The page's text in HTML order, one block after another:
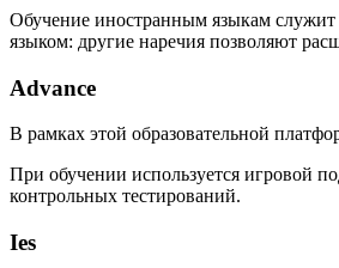
Обучение иностранным языкам служит
языком: другие наречия позволяют
Advance
В рамках этой образовательной
При обучении используется игровой
контрольных тестирований.
Ies